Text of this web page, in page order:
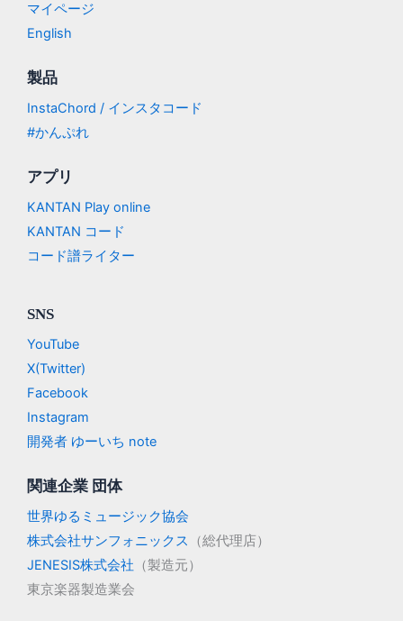
マイページ
English
製品
InstaChord / インスタコード
#かんぷれ
アプリ
KANTAN Play online
KANTAN コード
コード譜ライター
SNS
YouTube
X(Twitter)
Facebook
Instagram
開発者 ゆーいち note
関連企業 団体
世界ゆるミュージック協会
株式会社サンフォニックス
（総代理店）
JENESIS株式会社 （製造元）
東京楽器製造業会